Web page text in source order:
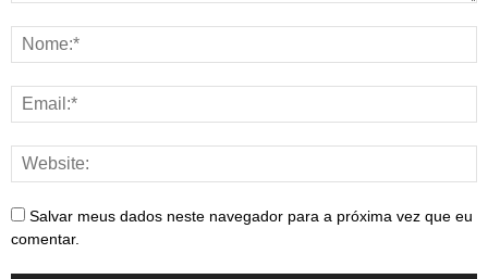
Salvar meus dados neste navegador para a próxima vez que eu
comentar.